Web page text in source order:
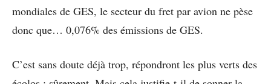
mondiales de GES, le secteur du fret par avion ne pèse
donc que… 0,076% des émissions de GES.
C’est sans doute déjà trop, répondront les plus verts des